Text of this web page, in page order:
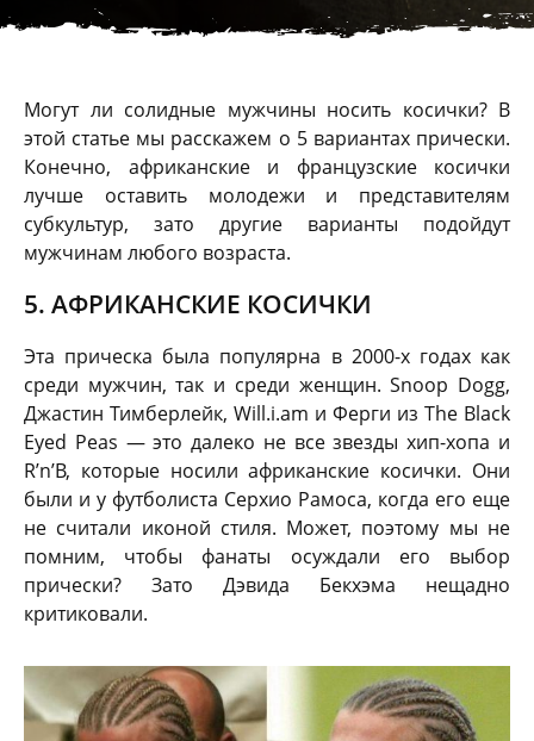
Могут ли солидные мужчины носить косички? В
этой статье мы расскажем о 5 вариантах прически.
Конечно, африканские и французские косички
лучше оставить молодежи и представителям
субкультур, зато другие варианты подойдут
мужчинам любого возраста.
5. АФРИКАНСКИЕ КОСИЧКИ
Эта прическа была популярна в 2000-х годах как
среди мужчин, так и среди женщин. Snoop Dogg,
Джастин Тимберлейк, Will.i.am и Ферги из The Black
Eyed Peas — это далеко не все звезды хип-хопа и
R’n’B, которые носили африканские косички. Они
были и у футболиста Серхио Рамоса, когда его еще
не считали иконой стиля. Может, поэтому мы не
помним, чтобы фанаты осуждали его выбор
прически? Зато Дэвида Бекхэма нещадно
критиковали.